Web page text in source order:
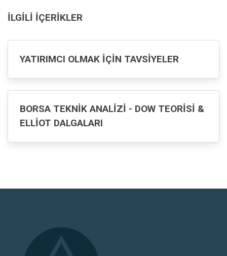
İLGILI İÇERIKLER
YATIRIMCI OLMAK İÇIN TAVSIYELER
BORSA TEKNIK ANALIZI - DOW TEORISI &
ELLIOT DALGALARI